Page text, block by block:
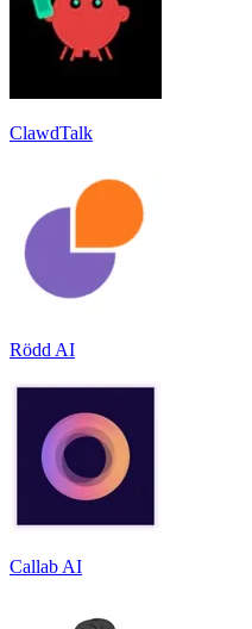
ClawdTalk
Rödd AI
Callab AI